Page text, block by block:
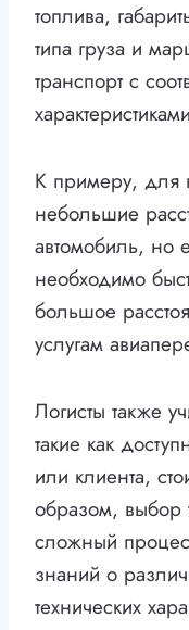
топлива,
типа груза и
транспорт с
К примеру, для
небольшие
автомобиль, но
необходимо
большое
услугам
Логисты также
такие как
или клиента,
образом, выбор
сложный
знаний о
технических